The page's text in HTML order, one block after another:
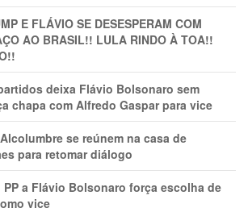
E FLÁVIO SE DESESPERAM COM
AO BRASIL!! LULA RINDO À TOA!!
deixa Flávio Bolsonaro sem
chapa com Alfredo Gaspar para vice
se reúnem na casa de
para retomar diálogo
PP a Flávio Bolsonaro força escolha de
vice